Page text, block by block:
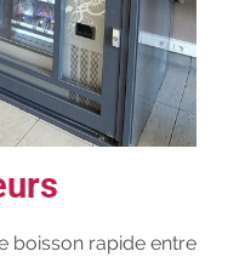
votre
notre Job Board
|
sur votre avenir pro :
de compétences
nos aides
|
Jobs Datings -
inscrivez-vous !
prochains
boisson rapide entre